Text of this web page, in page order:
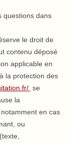
questions dans
le droit de
contenu déposé
applicable en
la protection des
se
la
en cas
ou